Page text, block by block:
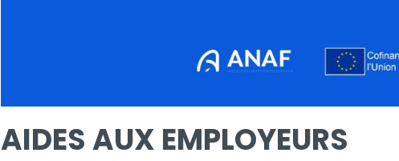
AIDES AUX EMPLOYEURS